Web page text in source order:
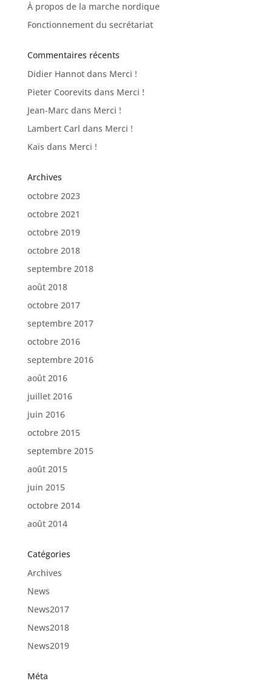
À propos de la marche nordique
Fonctionnement du secrétariat
Commentaires récents
Didier Hannotdans Merci !
Pieter Coorevits dans Merci !
Jean-Marcdans Merci !
Lambert Carl dans Merci !
Kaïs dans Merci !
Archives
octobre 2023
octobre 2021
octobre 2019
octobre 2018
septembre 2018
août 2018
octobre 2017
septembre 2017
octobre 2016
septembre 2016
août 2016
juillet 2016
juin 2016
octobre 2015
septembre 2015
août 2015
juin 2015
octobre 2014
août 2014
Catégories
Archives
News
News2017
News2018
News2019
Méta